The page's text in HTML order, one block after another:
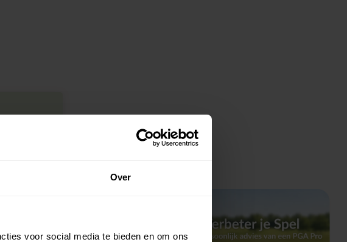
Over
voor social media te bieden en om ons